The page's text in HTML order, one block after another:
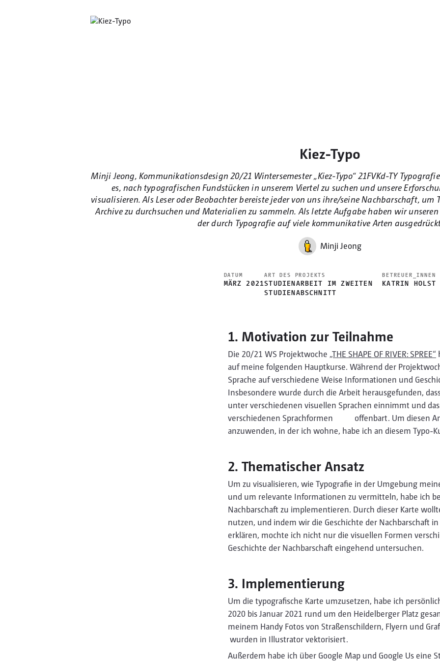
Kiez-Typo
Minji Jeong, Kommunikationsdesign 20/21 Wintersemester „Kiez-Typo“ 21FVKd-TY
es, nach typografischen Fundstücken in unserem Viertel zu suchen und unsere
visualisieren. Als Leser oder Beobachter bereiste jeder von uns ihre/seine Nachbarschaft,
Archive zu durchsuchen und Materialien zu sammeln. Als letzte Aufgabe haben wir
der durch Typografie auf viele kommunikative Arten
Minji Jeong
DATUM
MÄRZ 2021
ART DES PROJEKTS
STUDIENARBEIT IM ZWEITEN
STUDIENABSCHNITT
BETREUER_INNEN
KATRIN HOLST
1. Motivation zur Teilnahme
Die 20/21 WS Projektwoche „THE SHAPE OF RIVER: SPREE“
auf meine folgenden Hauptkurse. Während der
Sprache auf verschiedene Weise Informationen und
Insbesondere wurde durch die Arbeit herausgefunden,
unter verschiedenen visuellen Sprachen einnimmt und
verschiedenen Sprachformen offenbart. Um diesen
anzuwenden, in der ich wohne, habe ich an diesem Typo-
2. Thematischer Ansatz
Um zu visualisieren, wie Typografie in der Umgebung
und um relevante Informationen zu vermitteln, habe ich
Nachbarschaft zu implementieren. Durch dieser Karte
nutzen, und indem wir die Geschichte der Nachbarschaft
erklären, mochte ich nicht nur die visuellen Formen
Geschichte der Nachbarschaft eingehend untersuchen.
3. Implementierung
Um die typografische Karte umzusetzen, habe ich
2020 bis Januar 2021 rund um den Heidelberger Platz
meinem Handy Fotos von Straßenschildern, Flyern und
wurden in Illustrator vektorisiert.
Außerdem habe ich über Google Map und Google Us eine